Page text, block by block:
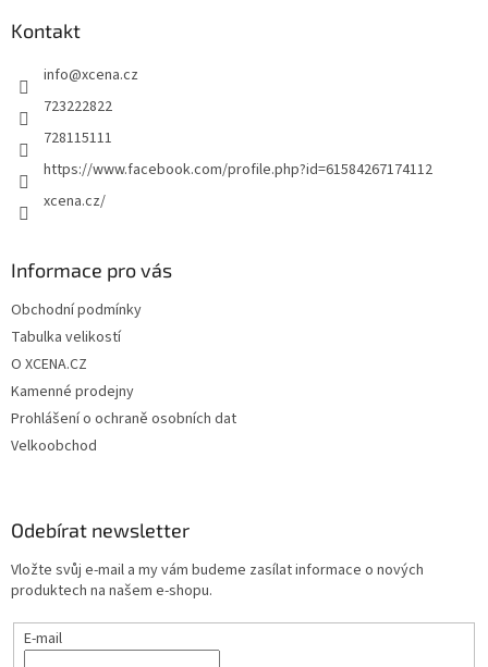
Kontakt
info@xcena.cz
723222822
728115111
https://www.facebook.com/profile.php?id=61584267174112
xcena.cz/
Informace pro vás
Obchodní podmínky
Tabulka velikostí
O XCENA.CZ
Kamenné prodejny
Prohlášení o ochraně osobních dat
Velkoobchod
Odebírat newsletter
Vložte svůj e-mail a my vám budeme zasílat informace o nových
produktech na našem e-shopu.
E-mail